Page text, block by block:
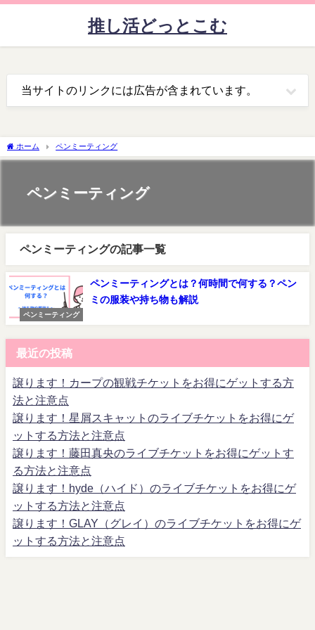
推し活どっとこむ
当サイトのリンクには広告が含まれています。
ホーム ペンミーティング
ペンミーティング
ペンミーティングの記事一覧
ペンミーティング
ペンミーティングとは？何時間で何する？ペン
ミの服装や持ち物も解説
最近の投稿
譲ります！カープの観戦チケットをお得にゲットする方
法と注意点
譲ります！星屑スキャットのライブチケットをお得にゲ
ットする方法と注意点
譲ります！藤田真央のライブチケットをお得にゲットす
る方法と注意点
譲ります！hyde（ハイド）のライブチケットをお得にゲ
ットする方法と注意点
譲ります！GLAY（グレイ）のライブチケットをお得にゲ
ットする方法と注意点